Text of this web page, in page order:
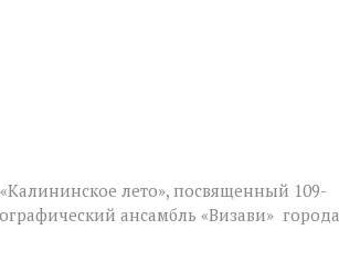
лето», посвященный 109-
ансамбль «Визави» города